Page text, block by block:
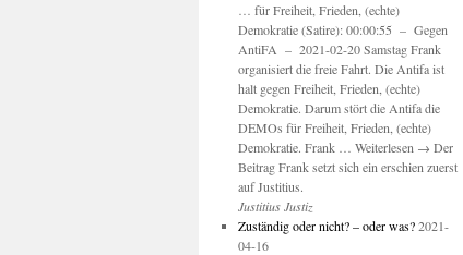
… für Freiheit, Frieden, (echte)
Demokratie (Satire): 00:00:55 – Gegen
AntiFA – 2021-02-20 Samstag Frank
organisiert die freie Fahrt. Die Antifa ist
halt gegen Freiheit, Frieden, (echte)
Demokratie. Darum stört die Antifa die
DEMOs für Freiheit, Frieden, (echte)
Demokratie. Frank … Weiterlesen → Der
Beitrag Frank setzt sich ein erschien zuerst
auf Justitius.
Justitius Justiz
Zuständig oder nicht? – oder was? 2021-
04-16